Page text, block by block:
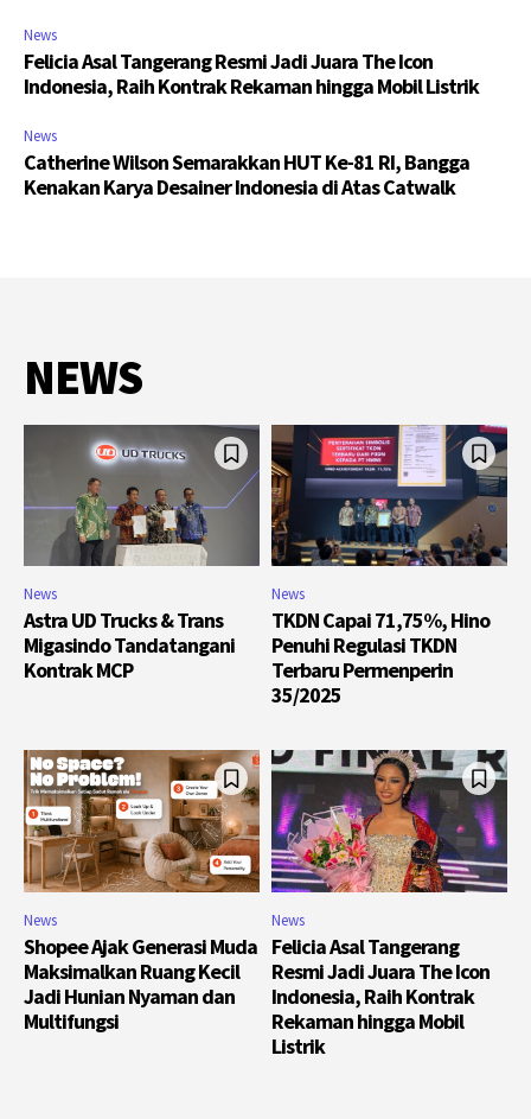
News
Felicia Asal Tangerang Resmi Jadi Juara The Icon
Indonesia, Raih Kontrak Rekaman hingga Mobil Listrik
News
Catherine Wilson Semarakkan HUT Ke-81 RI, Bangga
Kenakan Karya Desainer Indonesia di Atas Catwalk
NEWS
News
Astra UD Trucks & Trans
Migasindo Tandatangani
Kontrak MCP
News
TKDN Capai 71,75%, Hino
Penuhi Regulasi TKDN
Terbaru Permenperin
35/2025
News
Shopee Ajak Generasi Muda
Maksimalkan Ruang Kecil
Jadi Hunian Nyaman dan
Multifungsi
News
Felicia Asal Tangerang
Resmi Jadi Juara The Icon
Indonesia, Raih Kontrak
Rekaman hingga Mobil
Listrik